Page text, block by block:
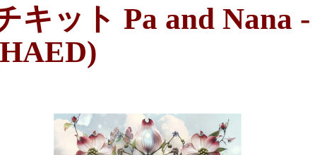
キット Pa and Nana -